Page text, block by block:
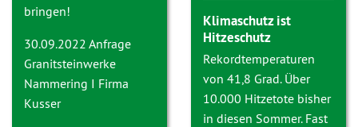
bringen!
30.09.2022 Anfrage
Granitsteinwerke
Nammering I Firma
Kusser
Klimaschutz ist
Hitzeschutz
Rekordtemperaturen
von 41,8 Grad. Über
10.000 Hitzetote bisher
in diesen Sommer. Fast